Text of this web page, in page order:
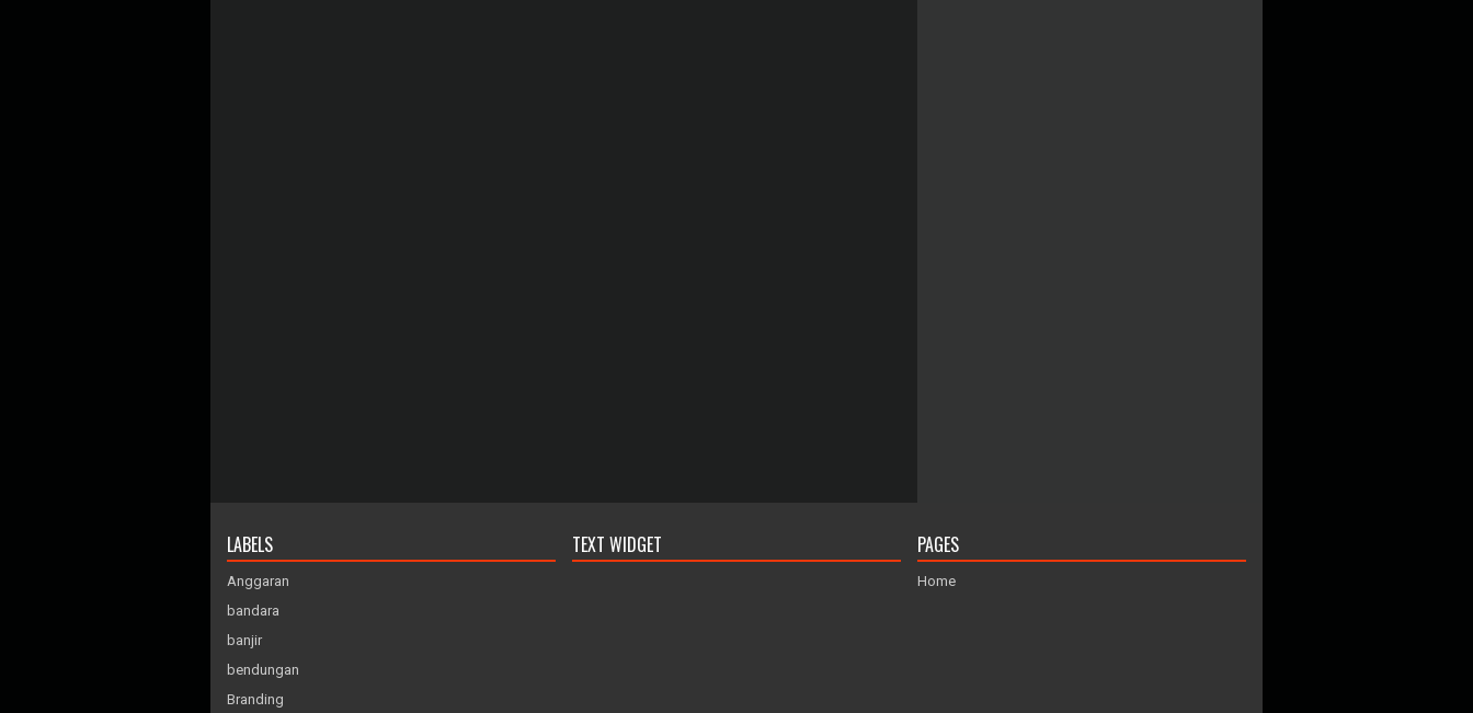
LABELS
Anggaran
bandara
banjir
bendungan
Branding
TEXT WIDGET PAGES
Home